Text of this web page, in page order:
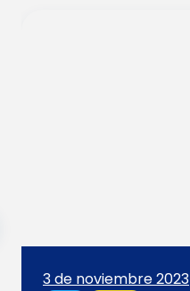
3 de noviembre 2023